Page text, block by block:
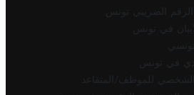
الضريبي تونس
في تونس
في تونس
للموظف/المتقاعد